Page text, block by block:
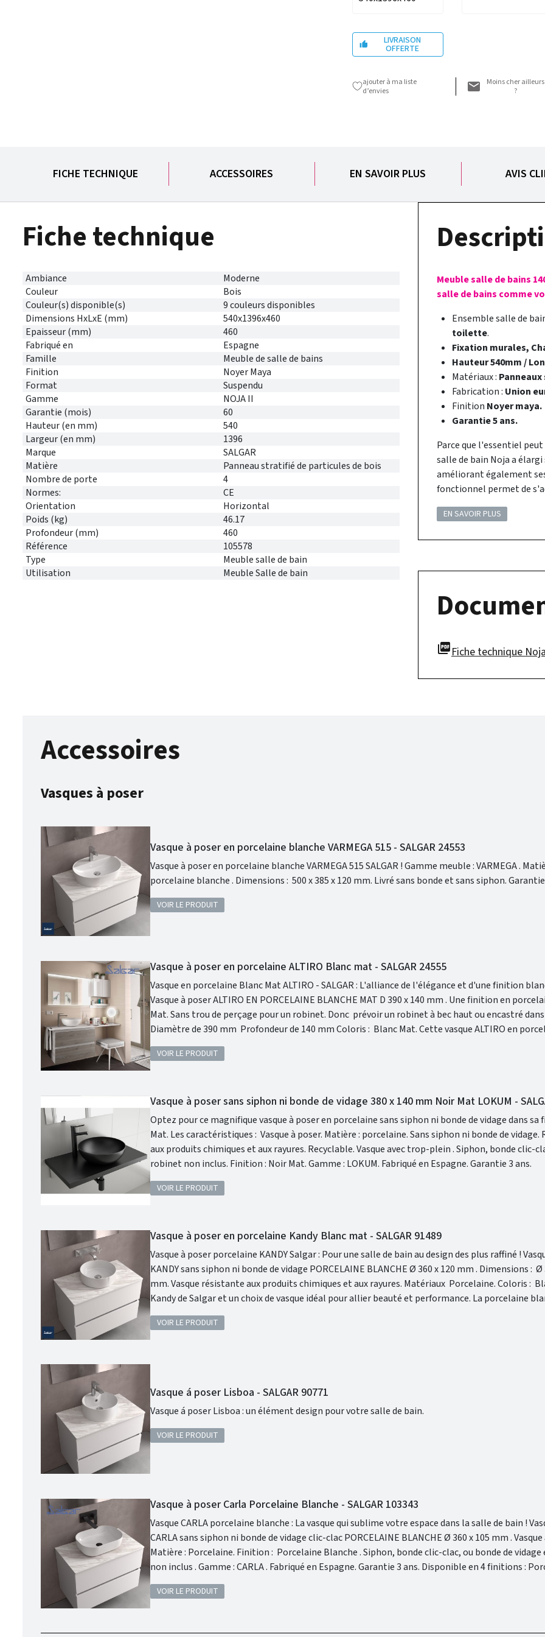
 LIVRAISON
OFFERTE
ajouter à ma liste
d’envies
Moins cher ailleurs
?
FICHE TECHNIQUE ACCESSOIRES EN SAVOIR PLUS AVIS
Fiche technique
Ambiance
Moderne
Couleur
Bois
Couleur(s) disponible(s)
9 couleurs disponibles
Dimensions HxLxE (mm)
540x1396x460
Epaisseur (mm)
460
Fabriqué en
Espagne
Famille
Meuble de salle de bains
Finition
Noyer Maya
Format
Suspendu
Gamme
NOJA II
Garantie (mois)
60
Hauteur (en mm)
540
Largeur (en mm)
1396
Marque
SALGAR
Matière
Panneau stratifié de particules de bois
Nombre de porte
4
Normes:
CE
Orientation
Horizontal
Poids (kg)
46.17
Profondeur (mm)
460
Référence
105578
Type
Meuble salle de bain
Utilisation
Meuble Salle de bain
Meuble salle de bains
salle de bains comme
Ensemble salle de
toilette.
Fixation murales,
Hauteur 540mm /
Matériaux :
Fabrication : Union
Finition Noyer maya.
Garantie 5 ans.
Parce que l'essentiel
salle de bain Noja a
améliorant également
fonctionnel permet de
EN SAVOIR PLUS
picture_as_pdfFiche technique
Accessoires
Vasques à poser
Vasque à poser en porcelaine blanche VARMEGA 515 - SALGAR 24553
Vasque à poser en porcelaine blanche VARMEGA 515 SALGAR ! Gamme meuble : VARMEGA . Matière :
porcelaine blanche . Dimensions : 500 x 385 x 120 mm.
VOIR LE PRODUIT
Vasque à poser en porcelaine ALTIRO Blanc mat - SALGAR 24555
Vasque en porcelaine Blanc Mat ALTIRO - SALGAR : L'alliance de l'élégance et d'une finition
Vasque à poser ALTIRO EN PORCELAINE BLANCHE MAT D 390 x 140 mm . Une finition en porcelaine blanche
Mat. Sans trou de perçage pour un robinet. Donc prévoir un robinet à bec haut ou encastré dans le mur.
Diamètre de 390 mm Profondeur de 140 mm Coloris : Blanc Mat. Cette vasque ALTIRO en porcelaine
blanche se caractérise par sa finition mate et réunit les caractéristiques qui en feront la pièce
votre salle de bains.
VOIR LE PRODUIT
Vasque à poser sans siphon ni bonde de vidage 380 x 140 mm Noir Mat LOKUM -
Optez pour ce magnifique vasque à poser en porcelaine sans siphon ni bonde de vidage dans
Mat. Les caractéristiques : Vasque à poser. Matière : porcelaine. Sans siphon ni bonde de vidage. Résistante
aux produits chimiques et aux rayures. Recyclable. Vasque avec trop-plein . Siphon, bonde clic-clac et
robinet non inclus. Finition : Noir Mat. Gamme : LOKUM. Fabriqué en Espagne. Garantie 3 ans.
VOIR LE PRODUIT
Vasque à poser en porcelaine Kandy Blanc mat - SALGAR 91489
Vasque à poser porcelaine KANDY Salgar : Pour une salle de bain au design des plus raffiné ! Vasque à poser
KANDY sans siphon ni bonde de vidage PORCELAINE BLANCHE Ø 360 x 120 mm . Dimensions : Ø 360 x 120
mm. Vasque résistante aux produits chimiques et aux rayures. Matériaux Porcelaine. Coloris : Blanc mat.
Kandy de Salgar et un choix de vasque idéal pour allier beauté et performance. La porcelaine blanche
recyclable garantit une brillance durable et la forme ronde de la vasque apporte une touche de
VOIR LE PRODUIT
Vasque á poser Lisboa - SALGAR 90771
Vasque á poser Lisboa : un élément design pour votre salle de bain.
VOIR LE PRODUIT
Vasque à poser Carla Porcelaine Blanche - SALGAR 103343
Vasque CARLA porcelaine blanche : La vasque qui sublime votre espace dans la salle de bain ! Vasque à poser
CARLA sans siphon ni bonde de vidage clic-clac PORCELAINE BLANCHE Ø 360 x 105 mm . Vasque à poser .
Matière : Porcelaine. Finition : Porcelaine Blanche . Siphon, bonde clic-clac, ou bonde de vidage et robinet
non inclus . Gamme : CARLA . Fabriqué en Espagne. Garantie 3 ans. Disponible en 4 finitions : Porcelaine
Clay, Porcelaine Denim, Porcelaine Hunter et Porcelaine Blanche.
VOIR LE PRODUIT